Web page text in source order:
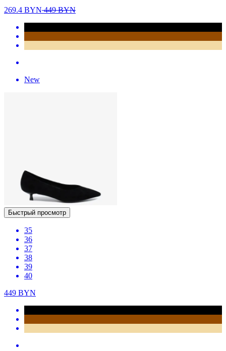
269.4 BYN449BYN
New
Быстрый просмотр
35
36
37
38
39
40
449 BYN